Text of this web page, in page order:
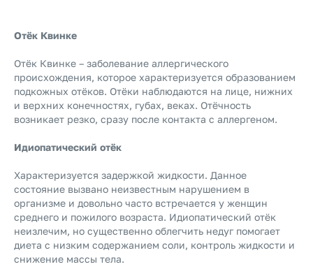
Отёк Квинке
Отёк Квинке – заболевание аллергического
происхождения, которое характеризуется образованием
подкожных отёков. Отёки наблюдаются на лице, нижних
и верхних конечностях, губах, веках. Отёчность
возникает резко, сразу после контакта с аллергеном.
Идиопатический отёк
Характеризуется задержкой жидкости. Данное
состояние вызвано неизвестным нарушением в
организме и довольно часто встречается у женщин
среднего и пожилого возраста. Идиопатический отёк
неизлечим, но существенно облегчить недуг помогает
диета с низким содержанием соли, контроль жидкости и
снижение массы тела.